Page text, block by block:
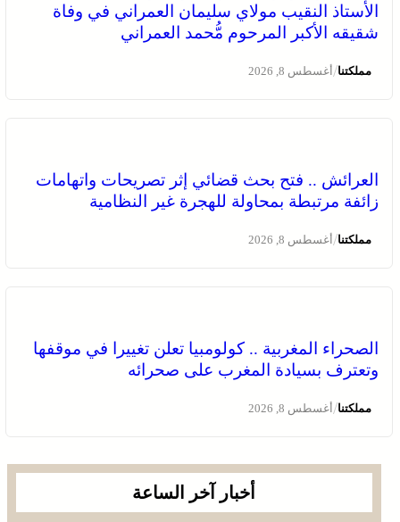
الأستاذ النقيب مولاي سليمان العمراني في وفاة
شقيقه الأكبر المرحوم مُّحمد العمراني
مملكتنا/أغسطس 8, 2026
العرائش .. فتح بحث قضائي إثر تصريحات واتهامات
زائفة مرتبطة بمحاولة للهجرة غير النظامية
مملكتنا/أغسطس 8, 2026
الصحراء المغربية .. كولومبيا تعلن تغييرا في موقفها
وتعترف بسيادة المغرب على صحرائه
مملكتنا/أغسطس 8, 2026
أخبار آخر الساعة